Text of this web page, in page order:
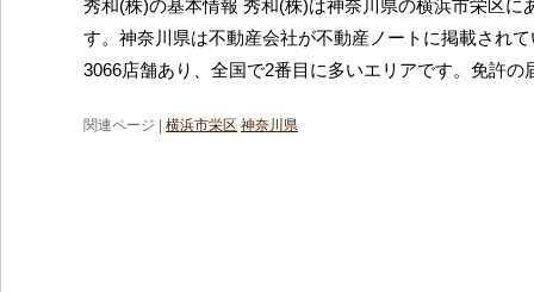
秀和(株)の基本情報 秀和(株)は神奈川県の横浜市栄区に
す。神奈川県は不動産会社が不動産ノートに掲載され
3066店舗あり、全国で2番目に多いエリアです。免許の
関連ページ | 横浜市栄区 神奈川県